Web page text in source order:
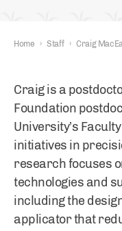
Home › Staff › Craig
Craig is a
Foundation
University’s
initiatives in
research focuses
technologies and
including the
applicator that